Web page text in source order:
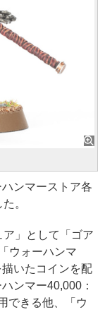
ンマーストア各
。
」として「ゴア
ウォーハンマ
いたコインを配
ンマー40,000：
できる他、「ウ